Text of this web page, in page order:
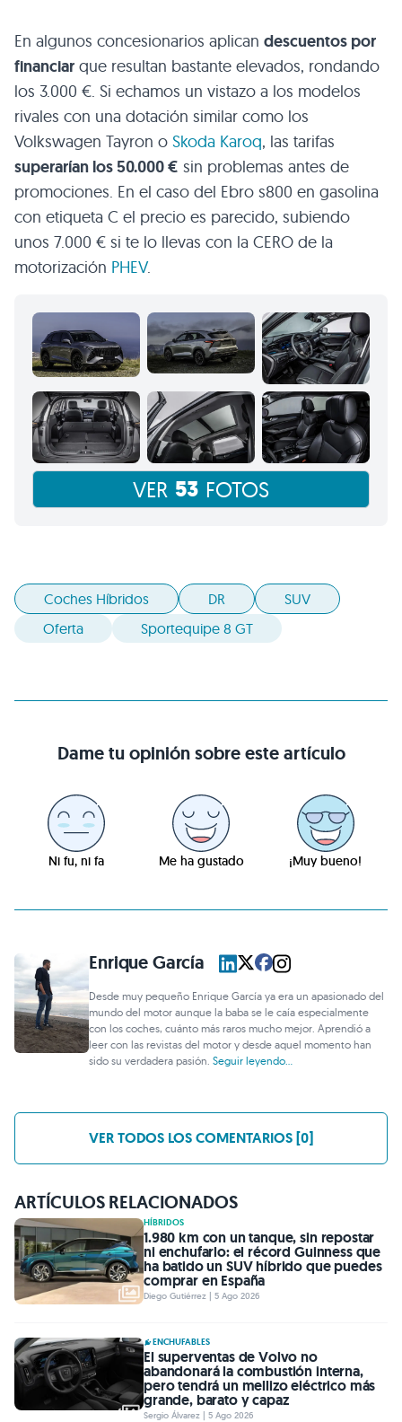
En algunos concesionarios aplican descuentos por
financiar que resultan bastante elevados, rondando
los 3.000 €. Si echamos un vistazo a los modelos
rivales con una dotación similar como los
Volkswagen Tayron o Skoda Karoq, las tarifas
superarían los 50.000 € sin problemas antes de
promociones. En el caso del Ebro s800 en gasolina
con etiqueta C el precio es parecido, subiendo
unos 7.000 € si te lo llevas con la CERO de la
motorización PHEV.
VER 53 FOTOS
Coches Híbridos DR
SUV
Oferta
Sportequipe 8 GT
Dame tu opinión sobre este artículo
Ni fu, ni fa Me ha gustado ¡Muy bueno!
Enrique García
Desde muy pequeño Enrique García ya era un apasionado del
mundo del motor aunque la baba se le caía especialmente
con los coches, cuánto más raros mucho mejor. Aprendió a
leer con las revistas del motor y desde aquel momento han
sido su verdadera pasión.Seguir leyendo...
VER TODOS LOS COMENTARIOS [0]
ARTÍCULOS RELACIONADOS
HÍBRIDOS
1.980 km con un tanque, sin repostar
ni enchufarlo: el récord Guinness que
ha batido un SUV híbrido que puedes
comprar en España
Diego Gutiérrez | 5 Ago 2026
ENCHUFABLES
El superventas de Volvo no
abandonará la combustión interna,
pero tendrá un mellizo eléctrico más
grande, barato y capaz
Sergio Álvarez | 5 Ago 2026